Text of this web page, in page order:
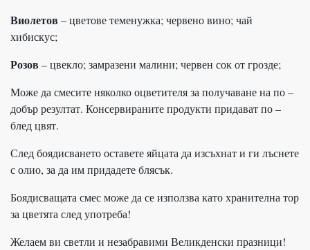
Виолетов – цветове теменужка; червено вино; чай
хибискус;
Розов – цвекло; замразени малини; червен сок от грозде;
Може да смесите няколко оцветителя за получаване на по –
добър резултат. Консервираните продукти придават по –
блед цвят.
След боядисването оставете яйцата да изсъхнат и ги лъснете
с олио, за да им придадете блясък.
Боядисващата смес може да се използва като хранителна тор
за цветята след употреба!
Желаем ви светли и незабравими Великденски празници!